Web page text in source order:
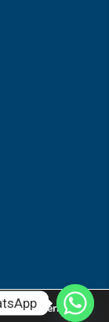
experiência